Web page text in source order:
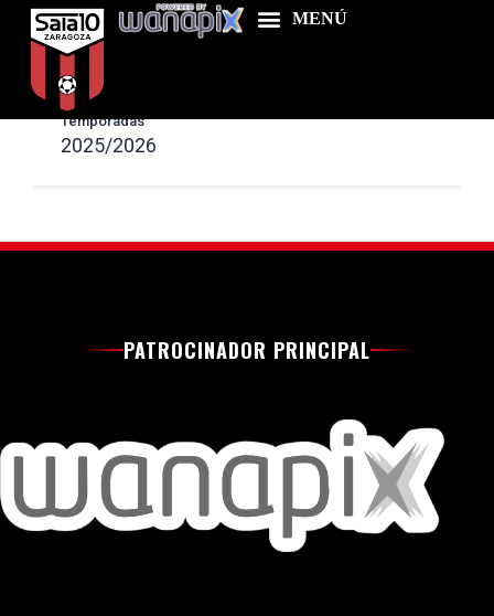
Contacts
Ligas
SEGUNDA DIVISIÓN DE FÚTBOL SALA
Temporadas
2025/2026
PATROCINADOR PRINCIPAL